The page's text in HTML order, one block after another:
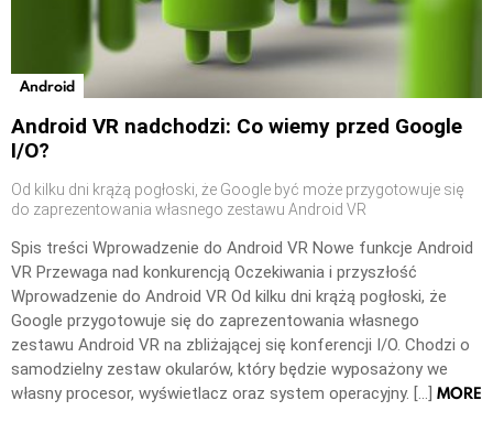
Android
Android VR nadchodzi: Co wiemy przed Google
I/O?
Od kilku dni krążą pogłoski, że Google być może przygotowuje się
do zaprezentowania własnego zestawu Android VR
Spis treści Wprowadzenie do Android VR Nowe funkcje Android
VR Przewaga nad konkurencją Oczekiwania i przyszłość
Wprowadzenie do Android VR Od kilku dni krążą pogłoski, że
Google przygotowuje się do zaprezentowania własnego
zestawu Android VR na zbliżającej się konferencji I/O. Chodzi o
samodzielny zestaw okularów, który będzie wyposażony we
własny procesor, wyświetlacz oraz system operacyjny. […] MORE